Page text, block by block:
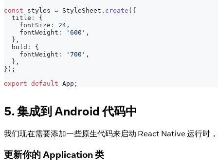
const styles = StyleSheet . create ( {
  title
:
{
    fontSize
: 24 ,
    fontWeight
: '600' ,
} ,
  bold
:
{
    fontWeight
: '700' ,
} ,
} ) ;
export default App ;
5. 集成到 Android 代码中
我们现在需要添加一些原生代码来启动 React Native 运行时
更新你的 Application 类